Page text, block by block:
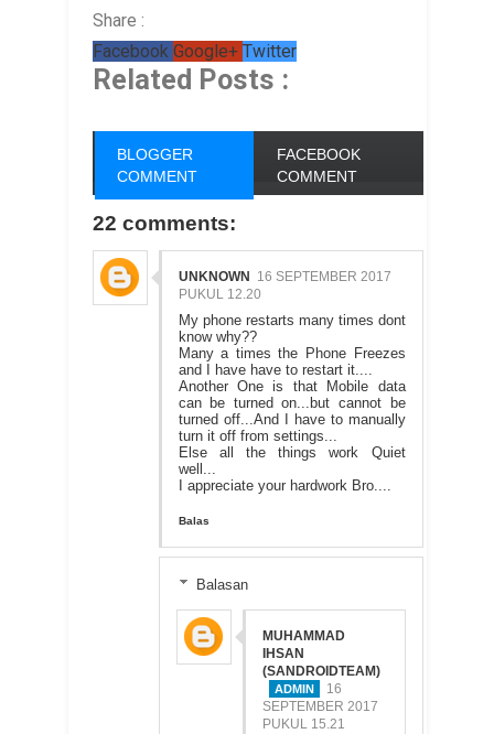
Share :
Facebook Google+ Twitter
Related Posts :
BLOGGER
COMMENT
FACEBOOK
COMMENT
22 comments:
UNKNOWN
16 SEPTEMBER 2017
PUKUL 12.20
My phone restarts many times dont
know why??
Many a times the Phone Freezes
and I have have to restart it....
Another One is that Mobile data
can be turned on...but cannot be
turned off...And I have to manually
turn it off from settings...
Else all the things work Quiet
well...
I appreciate your hardwork Bro....
Balas
Balasan
MUHAMMAD
IHSAN
(SANDROIDTEAM)
16
SEPTEMBER 2017
PUKUL 15.21